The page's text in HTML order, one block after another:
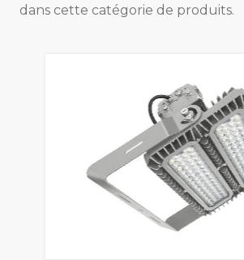
dans cette catégorie de produits.